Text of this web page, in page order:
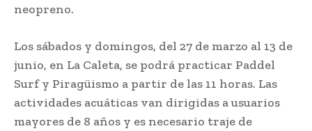
neopreno.
Los sábados y domingos, del 27 de marzo al 13 de
junio, en La Caleta, se podrá practicar Paddel
Surf y Piragüismo a partir de las 11 horas. Las
actividades acuáticas van dirigidas a usuarios
mayores de 8 años y es necesario traje de